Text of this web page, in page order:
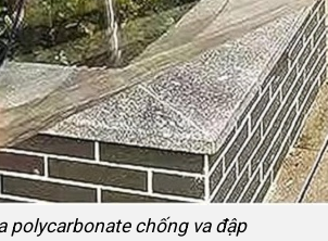
polycarbonate chống va đập